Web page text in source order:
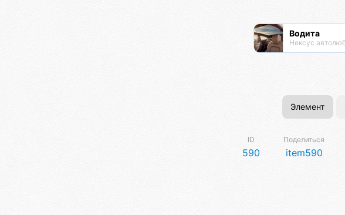
Водита
Элемент
ID
590
Поделиться
item590